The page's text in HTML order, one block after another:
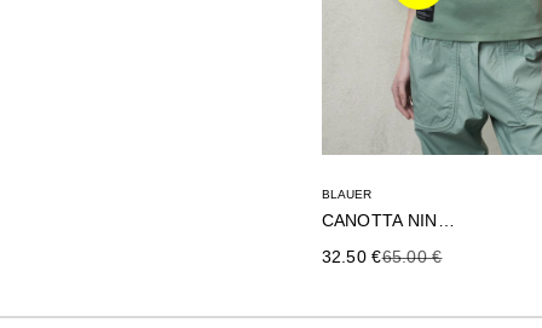
BLAUER
Precio de oferta
32.50 €Precio anterior
65.00 €